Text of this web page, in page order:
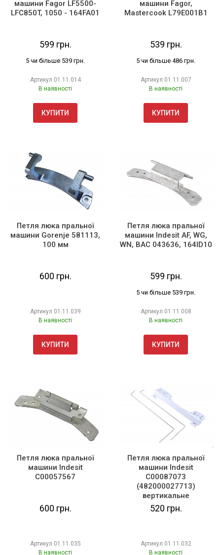
машини Fagor LF5500-
LFC850T, 1050 - 164FA01
599 грн.
5 чи більше 539 грн.
Артикул 01.11.014
В наявності
КУПИТИ
машини Fagor,
Mastercook L79E001B1
539 грн.
5 чи більше 486 грн.
Артикул 01.11.007
В наявності
КУПИТИ
Петля люка пральної
машини Gorenje 581113,
100 мм
600 грн.
Артикул 01.11.039
В наявності
КУПИТИ
Петля люка пральної
машини Indesit AF, WG,
WN, BAC 043636, 164ID10
599 грн.
5 чи більше 539 грн.
Артикул 01.11.008
В наявності
КУПИТИ
Петля люка пральної
машини Indesit
C00057567
600 грн.
Артикул 01.11.035
В наявності
Петля люка пральної
машини Indesit
C00087073
(482000027713)
вертикальне
завантаження
520 грн.
Артикул 01.11.032
В наявності